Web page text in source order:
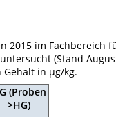
2015 im Fachbereich
(Stand
in µg/kg.
(Proben
>HG)